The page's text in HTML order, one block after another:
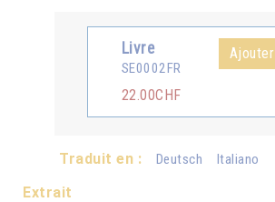
Livre
SE0002FR
22.00CHF
Ajouter
Traduit en : Deutsch Italiano
Extrait